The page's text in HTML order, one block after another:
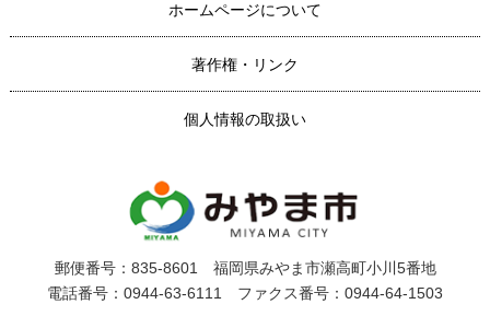
ホームページについて
著作権・リンク
個人情報の取扱い
郵便番号：835-8601 福岡県みやま市瀬高町小川5番地
電話番号：0944-63-6111 ファクス番号：0944-64-1503